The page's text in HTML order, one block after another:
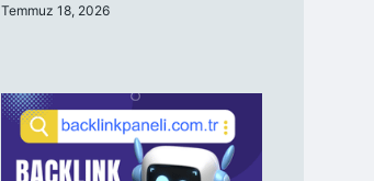
Temmuz 18, 2026